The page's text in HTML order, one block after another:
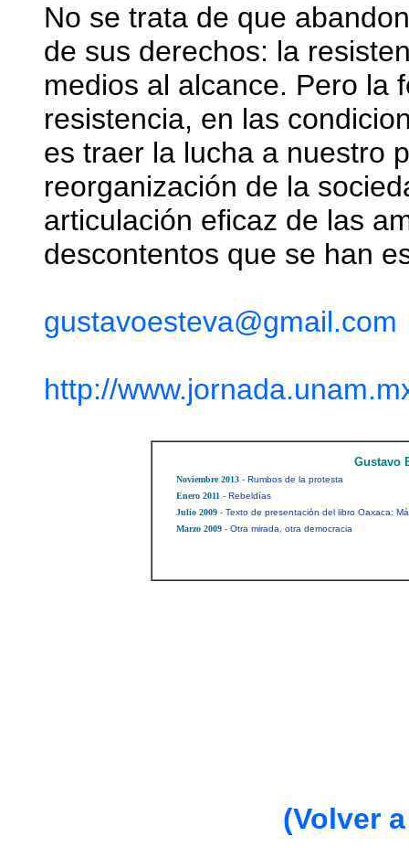
No se trata de que
de sus derechos: la
medios al alcance. Pero la
resistencia, en las
es traer la lucha a nuestro
reorganización de la
articulación eficaz de las
descontentos que se han
gustavoesteva@gmail.com
http://
(Volver